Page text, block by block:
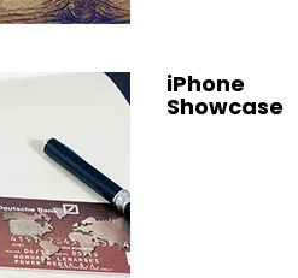
iPhone
Showcase